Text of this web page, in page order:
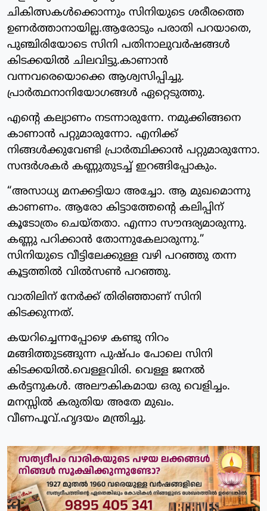
ചികിത്സകൾക്കൊന്നും സിനിയുടെ ശരീരത്തെ
ഉണർത്താനായില്ല.ആരോടും പരാതി പറയാതെ,
പുഞ്ചിരിയോടെ സിനി പതിനാലുവർഷങ്ങൾ
കിടക്കയിൽ ചിലവിട്ടു.കാണാൻ
വന്നവരെയൊക്കെ ആശ്വസിപ്പിച്ചു.
പ്രാർത്ഥനാനിയോഗങ്ങൾ ഏറ്റെടുത്തു.
എന്റെ കല്യാണം നടന്നാരുന്നേ. നമുക്കിങ്ങനെ
കാണാൻ പറ്റുമാരുന്നോ. എനിക്ക്
നിങ്ങൾക്കുവേണ്ടി പ്രാർത്ഥിക്കാൻ പറ്റുമാരുന്നോ.
സന്ദർശകർ കണ്ണുതുടച്ച് ഇറങ്ങിപ്പോകും.
“അസാധ്യ മനക്കട്ടിയാ അച്ചോ. ആ മുഖമൊന്നു
കാണണം. ആരോ കിട്ടാത്തേന്റെ കലിപ്പിന്
കൂടോത്രം ചെയ്തതാ. എന്നാ സൗന്ദര്യമാരുന്നു.
കണ്ണു പറിക്കാൻ തോന്നുകേലാരുന്നു.”
സിനിയുടെ വീട്ടിലേക്കുള്ള വഴി പറഞ്ഞു തന്ന
കൂട്ടത്തിൽ വിൽസൺ പറഞ്ഞു.
വാതിലിന് നേർക്ക് തിരിഞ്ഞാണ് സിനി
കിടക്കുന്നത്.
കയറിച്ചെന്നപ്പോഴെ കണ്ടു നിറം
മങ്ങിത്തുടങ്ങുന്ന പുഷ്പം പോലെ സിനി
കിടക്കയിൽ.വെള്ളവിരി. വെള്ള ജനൽ
കർട്ടനുകൾ. അലൗകികമായ ഒരു വെളിച്ചം.
മനസ്സിൽ കരുതിയ അതേ മുഖം.
വീണപൂവ്.ഹൃദയം മന്ത്രിച്ചു.